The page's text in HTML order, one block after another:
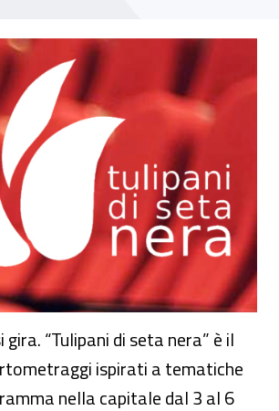
di seta nera”, fuori
gira. “Tulipani di seta nera” è il
ispirati a tematiche
nella capitale dal 3 al 6